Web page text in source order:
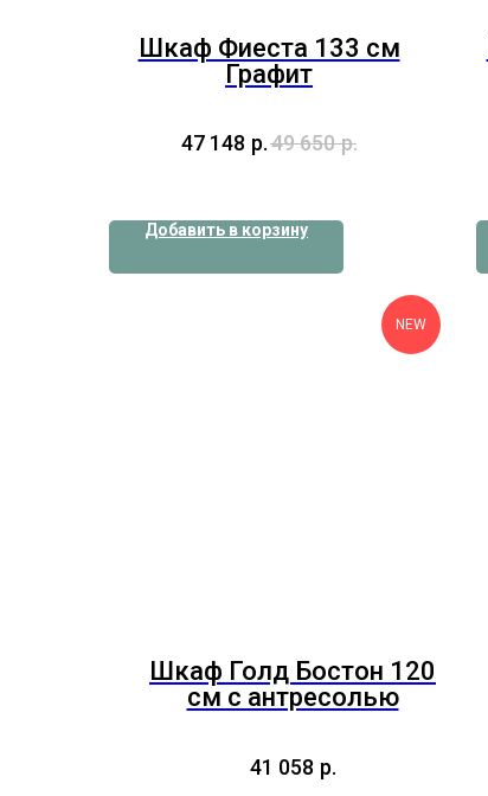
Шкаф Фиеста 133 см
Графит
47 148 р.49 650 р.
Добавить в корзину
NEW
Шкаф Голд Бостон 120
см с антресолью
41 058 р.